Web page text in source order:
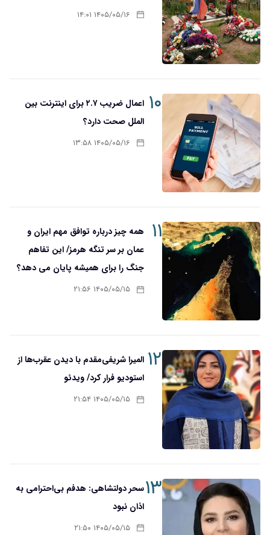
۱۴۰۵/۰۵/۱۶ ۱۴:۰۱
۱۰
اعمال ضریب ۲.۷ برای اینترنت بین
الملل صحت دارد؟
۱۴۰۵/۰۵/۱۶ ۱۳:۵۸
۱۱
همه چیز درباره توافق مهم ایران و
عمان بر سر تنگه هرمز/ این تفاهم
جنگ را برای همیشه پایان می دهد؟
۱۴۰۵/۰۵/۱۵ ۲۱:۵۶
۱۲ المیرا شریفی‌مقدم با دیدن عقرب‌ها از
استودیو فرار کرد/ ویدئو
۱۴۰۵/۰۵/۱۵ ۲۱:۵۴
۱۳سحر دولتشاهی: هدفم بی‌احترامی به
اذان نبود
۱۴۰۵/۰۵/۱۵ ۲۱:۵۰